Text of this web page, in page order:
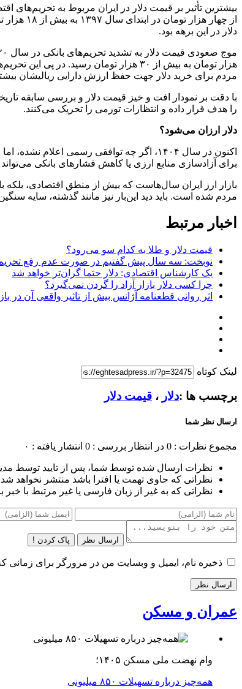
از
دلار در این برهه بود.
هزار تومان به بیش از ۳۰ هزار تومان
مردم برای خرید دلار جهت حفظ ارزش دارایی‌ ریالیشان
با دقت بر نمودار افت و خیز قیمت دلار و بررسی سابقه
را هدف قرار داده و انتظارات تورمی را تحریک می‌کنند.
دلار ارزان می‌شود؟
اکنون در سال ۱۴۰۴، اگر چه توافقی رسمی
برای آزادسازی منابع ارزی یا کاهش فشارهای بانکی می‌تواند نرخ دلار را بین ۱۰
بازار ارز ایران سال‌هاست که بیش از منطق اقتصادی،
مردم شده است. باید دید این‌بار نیز مانند گذشته، سایه
اخبار مرتبط
قیمت دلار و طلا به کدام سو می‌رود؟
نوبخت: سه سال پیش گفتیم در صورت عدم رفع تحریم، نرخ دلار در سال ۱۴۰۴ به ۱۱۰
یک کارشناس اقتصادی: دلار حتما گران‌تر خواهد شد
چرا کسی دلار بازار آزاد را گردن نمی‌گیرد؟
اثر روانی قطعنامه آژانس بیش از تاثیر واقعی آن در
لینک کوتاه
برچسب ها :دلار ، قیمت دلار
ارسال نظر شما
مجموع نظرات : 0 در انتظار بررسی : 0 انتشار یافته : ۰
نظرات ارسال شده توسط شما، پس از تایید توسط
نظراتی که حاوی تهمت یا افترا باشد منتشر نخواهد
نظراتی که به غیر از زبان فارسی یا غیر مرتبط با
ارسال نظر پاک کردن !
ذخیره نام، ایمیل و وبسایت من در مرورگر برای زمانی
عمران و مسکن
وام نهضت ملی مسکن ۱۴۰۵؛
همه‌چیز درباره تسهیلات ۸۵۰ میلیونی